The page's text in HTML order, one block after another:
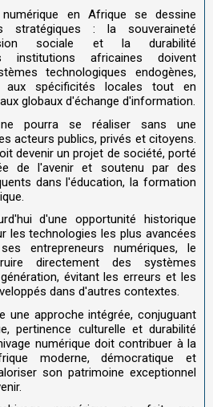
en Afrique se dessine
: la souveraineté
sociale et la durabilité
institutions africaines doivent
technologiques endogènes,
aux spécificités locales tout en
globaux d'échange d'information.
pourra se réaliser sans une
acteurs publics, privés et citoyens.
devenir un projet de société, porté
de l'avenir et soutenu par des
dans l'éducation, la formation
d'une opportunité historique
les technologies les plus avancées
entrepreneurs numériques, le
directement des systèmes
évitant les erreurs et les
dans d'autres contextes.
une approche intégrée, conjuguant
pertinence culturelle et durabilité
numérique doit contribuer à la
moderne, démocratique et
son patrimoine exceptionnel